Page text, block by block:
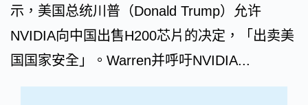
示，美国总统川普（Donald Trump）允许
NVIDIA向中国出售H200芯片的决定，「出卖美
国国家安全」。Warren并呼吁NVIDIA...